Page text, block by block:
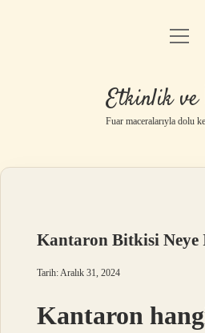
Anasayfa
Gizlilik
Yasal
Etkinlik ve
Fuar maceralarıyla dolu
Kantaron Bitkisi
Tarih: Aralık 31, 2024
Kantaron